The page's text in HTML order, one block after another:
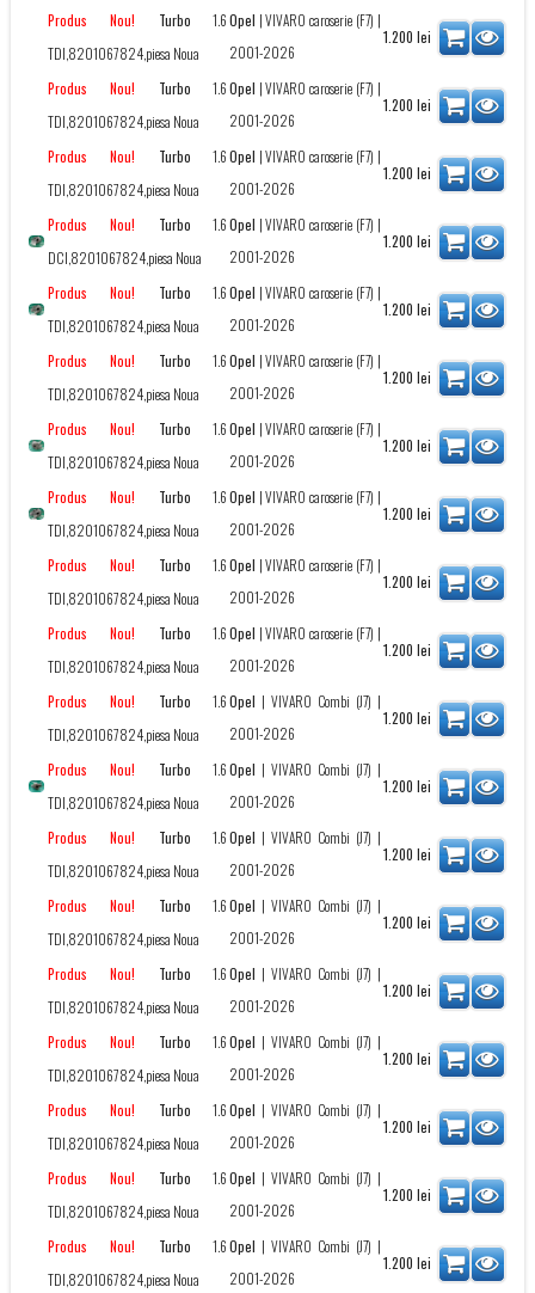
Produs Nou! Turbo 1.6
TDI,8201067824,piesa Noua
Opel |VIVARO caroserie (F7) |
2001-2026
1.200 lei
Produs Nou! Turbo 1.6
TDI,8201067824,piesa Noua
Opel |VIVARO caroserie (F7) |
2001-2026
1.200 lei
Produs Nou! Turbo 1.6
TDI,8201067824,piesa Noua
Opel |VIVARO caroserie (F7) |
2001-2026
1.200 lei
Produs Nou! Turbo 1.6
DCI,8201067824,piesa Noua
Opel |VIVARO caroserie (F7) |
2001-2026
1.200 lei
Produs Nou! Turbo 1.6
TDI,8201067824,piesa Noua
Opel |VIVARO caroserie (F7) |
2001-2026
1.200 lei
Produs Nou! Turbo 1.6
TDI,8201067824,piesa Noua
Opel |VIVARO caroserie (F7) |
2001-2026
1.200 lei
Produs Nou! Turbo 1.6
TDI,8201067824,piesa Noua
Opel |VIVARO caroserie (F7) |
2001-2026
1.200 lei
Produs Nou! Turbo 1.6
TDI,8201067824,piesa Noua
Opel |VIVARO caroserie (F7) |
2001-2026
1.200 lei
Produs Nou! Turbo 1.6
TDI,8201067824,piesa Noua
Opel |VIVARO caroserie (F7) |
2001-2026
1.200 lei
Produs Nou! Turbo 1.6
TDI,8201067824,piesa Noua
Opel |VIVARO caroserie (F7) |
2001-2026
1.200 lei
Produs Nou! Turbo 1.6
TDI,8201067824,piesa Noua
Opel | VIVARO Combi (J7) |
2001-2026
1.200 lei
Produs Nou! Turbo 1.6
TDI,8201067824,piesa Noua
Opel | VIVARO Combi (J7) |
2001-2026
1.200 lei
Produs Nou! Turbo 1.6
TDI,8201067824,piesa Noua
Opel | VIVARO Combi (J7) |
2001-2026
1.200 lei
Produs Nou! Turbo 1.6
TDI,8201067824,piesa Noua
Opel | VIVARO Combi (J7) |
2001-2026
1.200 lei
Produs Nou! Turbo 1.6
TDI,8201067824,piesa Noua
Opel | VIVARO Combi (J7) |
2001-2026
1.200 lei
Produs Nou! Turbo 1.6
TDI,8201067824,piesa Noua
Opel | VIVARO Combi (J7) |
2001-2026
1.200 lei
Produs Nou! Turbo 1.6
TDI,8201067824,piesa Noua
Opel | VIVARO Combi (J7) |
2001-2026
1.200 lei
Produs Nou! Turbo 1.6
TDI,8201067824,piesa Noua
Opel | VIVARO Combi (J7) |
2001-2026
1.200 lei
Produs Nou! Turbo 1.6
TDI,8201067824,piesa Noua
Opel | VIVARO Combi (J7) |
2001-2026
1.200 lei